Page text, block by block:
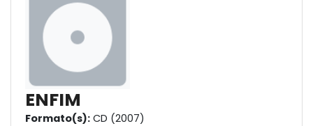
ENFIM
Formato(s): CD (2007)